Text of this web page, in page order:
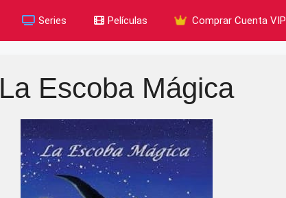
Series Películas Comprar Cuenta VIP
La Escoba Mágica